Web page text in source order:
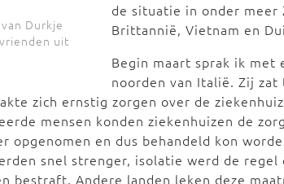
Durkje
uit
de situatie in onder meer
Brittannië, Vietnam en
Begin maart sprak ik
noorden van Italië. Zij
zich ernstig zorgen over de
mensen konden ziekenhuizen de
opgenomen en dus behandeld kon
snel strenger, isolatie werd de regel
bestraft. Andere landen leken deze